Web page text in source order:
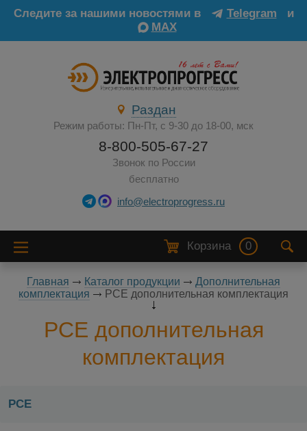
Следите за нашими новостями в Telegram
и
MAX
Раздан
Режим работы: Пн-Пт, с 9-30 до 18-00, мск
8-800-505-67-27
Звонок по России
бесплатно
info@electroprogress.ru
Корзина 0
Главная Каталог продукции
Дополнительная
комплектация
PCE дополнительная комплектация
PCE дополнительная
комплектация
PCE